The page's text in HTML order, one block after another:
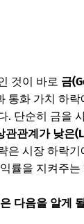
것이 바로 금
통화 가치 하
. 단순히 금을
관관계가 낮은
은 시장 하락
률을 지켜주는
다음을 알게